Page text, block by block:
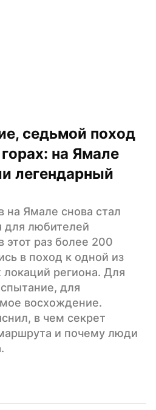
седьмой поход
на Ямале
легендарный
на Ямале снова стал
для любителей
этот раз более 200
в поход к одной из
региона. Для
для
восхождение.
в чем секрет
и почему люди